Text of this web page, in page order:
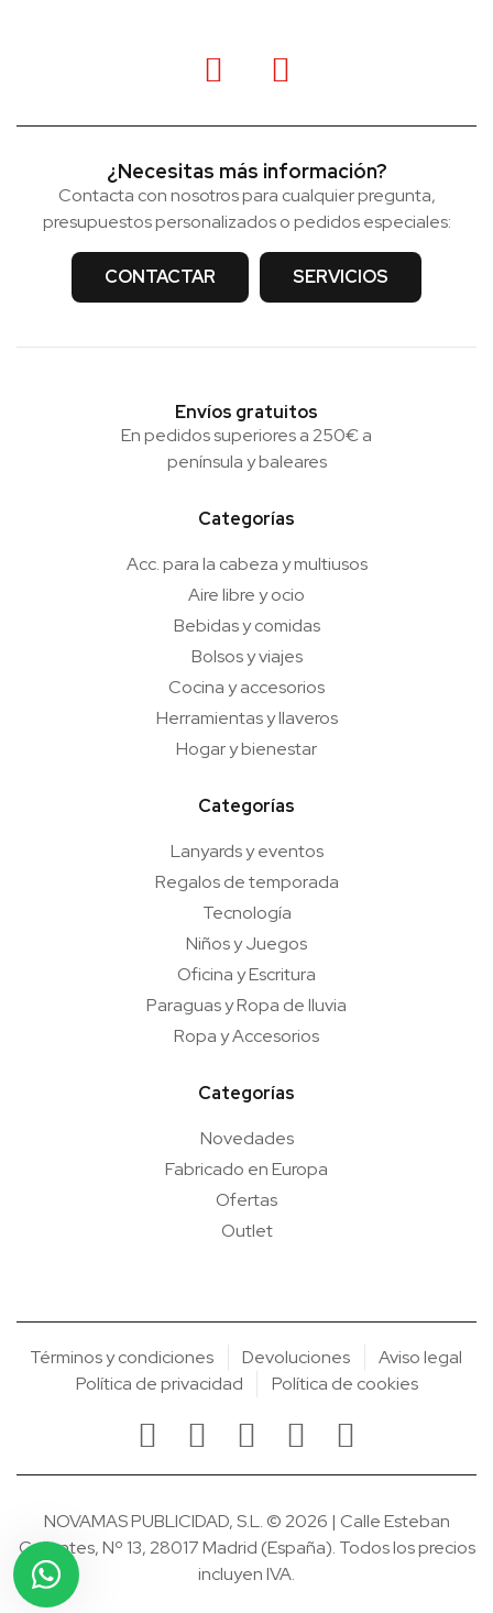
¿Necesitas más información?
Contacta con nosotros para cualquier pregunta,
presupuestos personalizados o pedidos especiales:
CONTACTAR SERVICIOS
Envíos gratuitos
En pedidos superiores a 250€ a
península y baleares
Categorías
Acc. para la cabeza y multiusos
Aire libre y ocio
Bebidas y comidas
Bolsos y viajes
Cocina y accesorios
Herramientas y llaveros
Hogar y bienestar
Categorías
Lanyards y eventos
Regalos de temporada
Tecnología
Niños y Juegos
Oficina y Escritura
Paraguas y Ropa de lluvia
Ropa y Accesorios
Categorías
Novedades
Fabricado en Europa
Ofertas
Outlet
Términos y condiciones Devoluciones
Aviso legal
Política de privacidad
Política de cookies
NOVAMAS PUBLICIDAD, S.L. © 2026 | Calle Esteban
Collantes, Nº 13, 28017 Madrid (España). Todos los precios
incluyen IVA.